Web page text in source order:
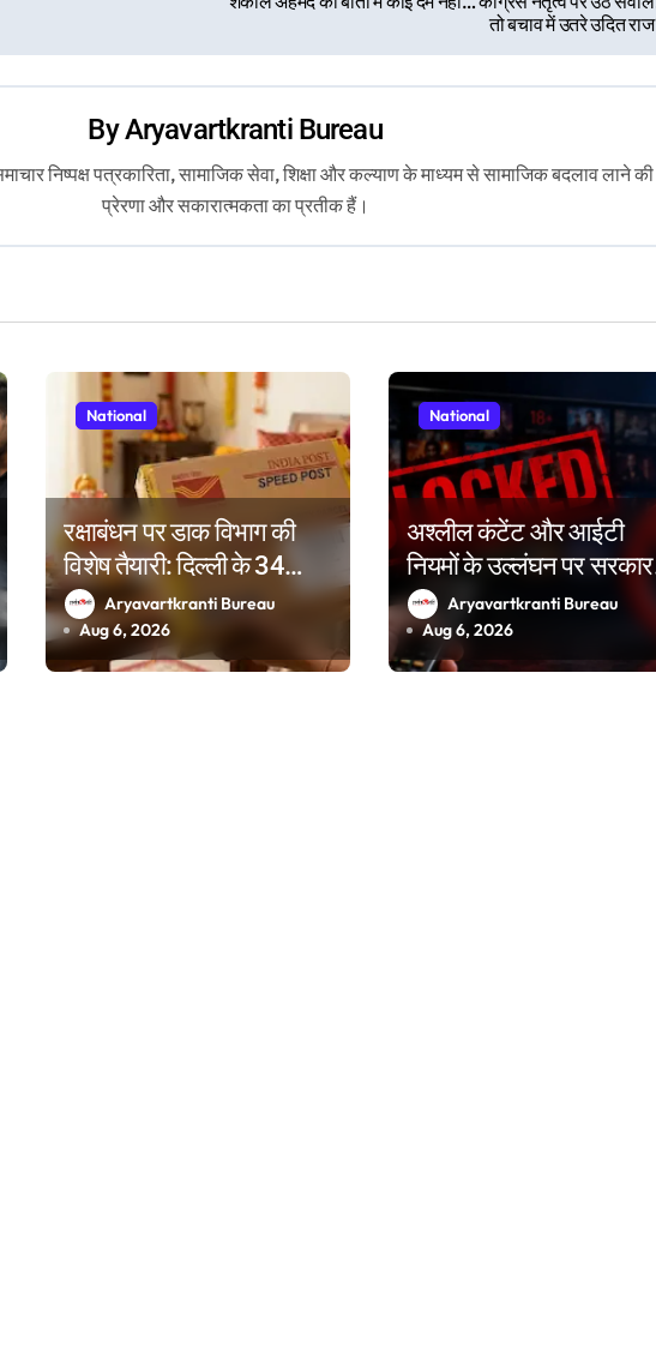
तो बचाव में उतरे उदित राज
ByAryavartkranti Bureau
निष्पक्ष पत्रकारिता, सामाजिक सेवा, शिक्षा और कल्याण के माध्यम से सामाजिक बदलाव लाने की
प्रेरणा और सकारात्मकता का प्रतीक हैं।
National
रक्षाबंधन पर डाक विभाग की
विशेष तैयारी: दिल्ली के 34
डाकघरों और दोनों प्रमुख रेलवे
स्टेशनों पर राखी बुकिंग के विशेष
काउंटर
Aryavartkranti Bureau
Aug 6, 2026
National
अश्लील कंटेंट और आईटी
नियमों के उल्लंघन पर सरकार
सख्त, दो वर्षों में 50 OTT
प्लेटफॉर्म किए ब्लॉक
Aryavartkranti Bureau
Aug 6, 2026